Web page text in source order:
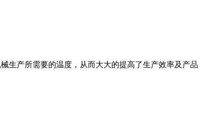
生产所需要的温度，从而大大的提高了生产效率及产品